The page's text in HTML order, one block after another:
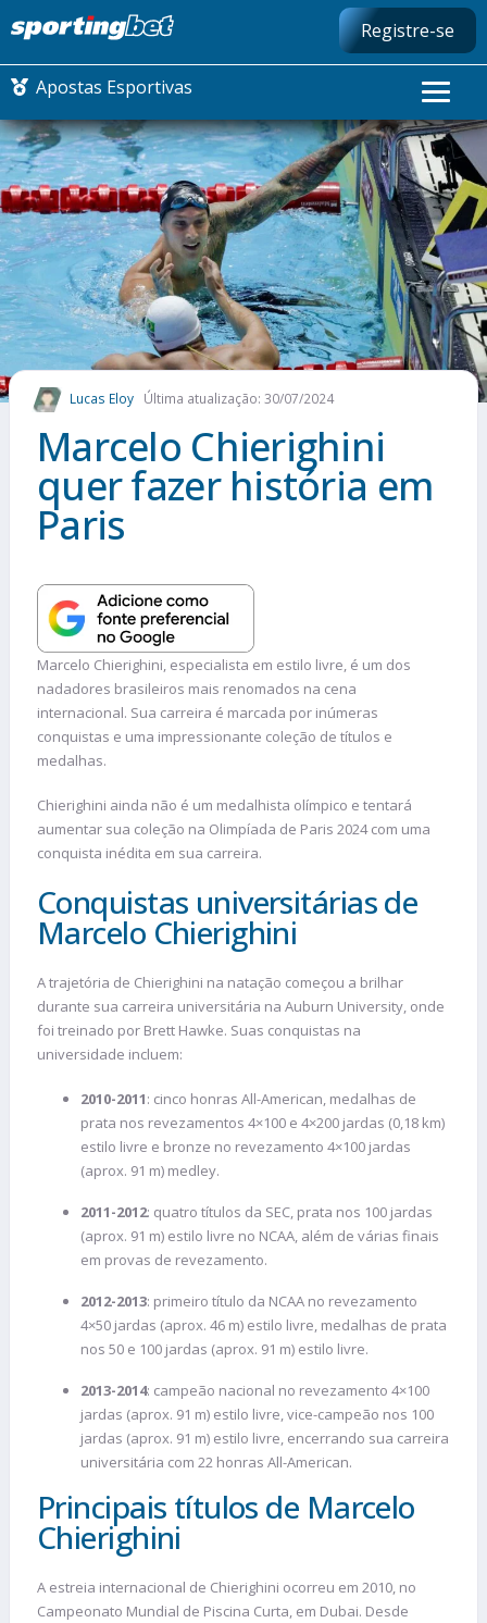
Registre-se
Apostas Esportivas
CONMEBOL LIBERTADORES
FUTEBOL NACIONAL
FUTEBOL INTERNACIONAL
COMO APOSTAR
MAIS ESPORTES
Lucas Eloy Última atualização: 30/07/2024
Marcelo Chierighini
quer fazer história em
Paris
Marcelo Chierighini, especialista em estilo livre, é um dos
nadadores brasileiros mais renomados na cena
internacional. Sua carreira é marcada por inúmeras
conquistas e uma impressionante coleção de títulos e
medalhas.
Chierighini ainda não é um medalhista olímpico e tentará
aumentar sua coleção na Olimpíada de Paris 2024 com uma
conquista inédita em sua carreira.
Conquistas universitárias de
Marcelo Chierighini
A trajetória de Chierighini na natação começou a brilhar
durante sua carreira universitária na Auburn University, onde
foi treinado por Brett Hawke. Suas conquistas na
universidade incluem:
2010-2011: cinco honras All-American, medalhas de
prata nos revezamentos 4×100 e 4×200 jardas (0,18 km)
estilo livre e bronze no revezamento 4×100 jardas
(aprox. 91 m) medley.
2011-2012: quatro títulos da SEC, prata nos 100 jardas
(aprox. 91 m) estilo livre no NCAA, além de várias finais
em provas de revezamento.
2012-2013: primeiro título da NCAA no revezamento
4×50 jardas (aprox. 46 m) estilo livre, medalhas de prata
nos 50 e 100 jardas (aprox. 91 m) estilo livre.
2013-2014: campeão nacional no revezamento 4×100
jardas (aprox. 91 m) estilo livre, vice-campeão nos 100
jardas (aprox. 91 m) estilo livre, encerrando sua carreira
universitária com 22 honras All-American.
Principais títulos de Marcelo
Chierighini
A estreia internacional de Chierighini ocorreu em 2010, no
Campeonato Mundial de Piscina Curta, em Dubai. Desde